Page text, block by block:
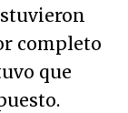
completo
que